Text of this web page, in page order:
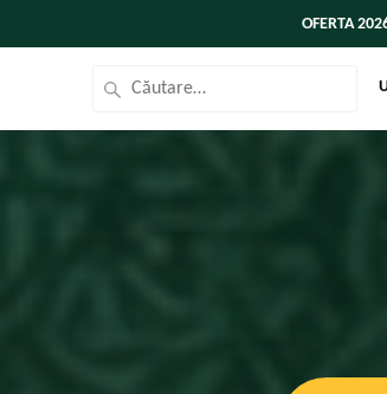
OFERTA